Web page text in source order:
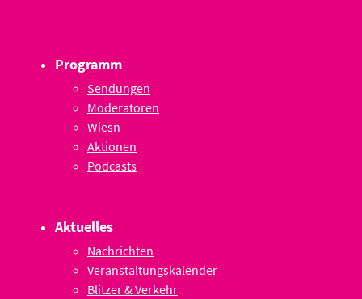
Programm
Sendungen
Moderatoren
Wiesn
Aktionen
Podcasts
Aktuelles
Nachrichten
Veranstaltungskalender
Blitzer & Verkehr